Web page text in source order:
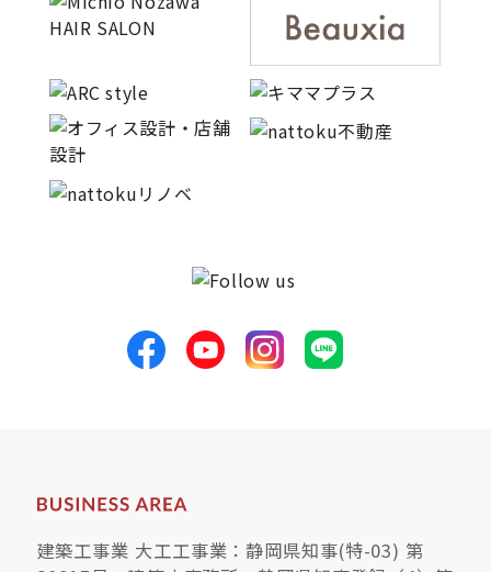
建築工事業 大工工事業：静岡県知事(特-03) 第